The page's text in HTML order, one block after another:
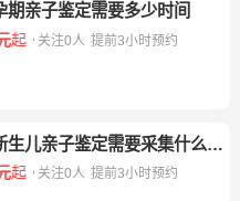
期亲子鉴定需要多少时间
起 关注0人 提前3小时预约
大连西岗区新生儿亲子鉴定需要采集什么标本
起 关注0人 提前3小时预约